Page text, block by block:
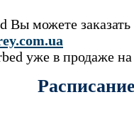
Вы можете
уже в продаже